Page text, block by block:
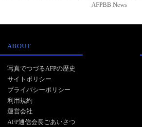
AFPBB News
ABOUT
写真でつづるAFPの歴史
サイトポリシー
プライバシーポリシー
利用規約
運営会社
AFP通信会長ごあいさつ